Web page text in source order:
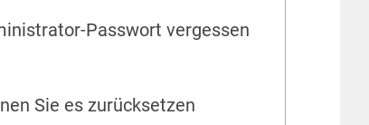
Passwort vergessen
Sie es zurücksetzen